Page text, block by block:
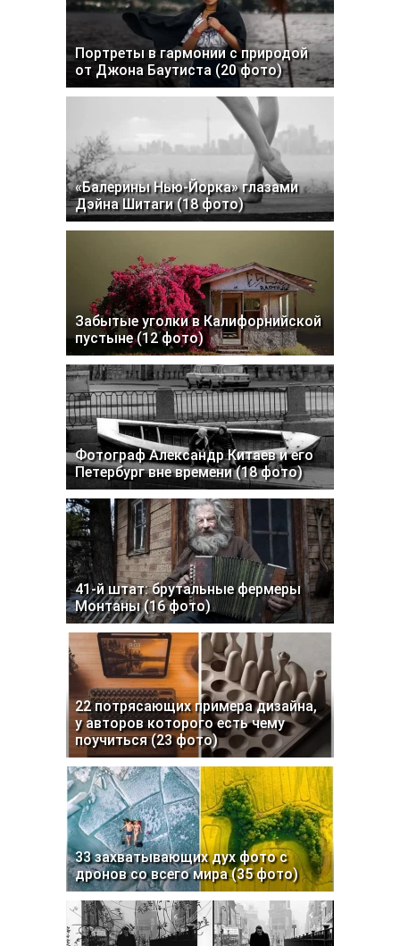
Портреты в гармонии с природой
от Джона Баутиста (20 фото)
«Балерины Нью-Йорка» глазами
Дэйна Шитаги (18 фото)
Забытые уголки в Калифорнийской
пустыне (12 фото)
Фотограф Александр Китаев и его
Петербург вне времени (18 фото)
41-й штат: брутальные фермеры
Монтаны (16 фото)
22 потрясающих примера дизайна,
у авторов которого есть чему
поучиться (23 фото)
33 захватывающих дух фото с
дронов со всего мира (35 фото)